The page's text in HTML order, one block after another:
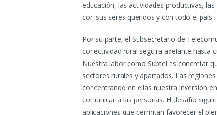
educación, las actividades productivas,
con sus seres queridos y con todo el país .
Por su parte, el Subsecretario de
conectividad rural seguirá adelante hasta
Nuestra labor como Subtel es concretar
sectores rurales y apartados. Las
concentrando en ellas nuestra inversión
comunicar a las personas. El desafío
aplicaciones que permitan favorecer el